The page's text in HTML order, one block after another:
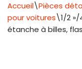
Accueil\Pièces
pour voitures\1/2
étanche à billes,